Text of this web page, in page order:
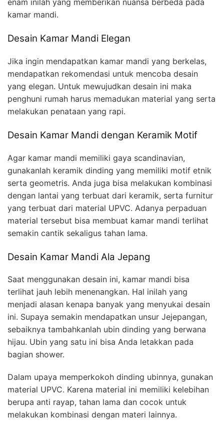
enam inilah yang memberikan nuansa berbeda pada
kamar mandi.
Desain Kamar Mandi Elegan
Jika ingin mendapatkan kamar mandi yang berkelas,
mendapatkan rekomendasi untuk mencoba desain
yang elegan. Untuk mewujudkan desain ini maka
penghuni rumah harus memadukan material yang serta
melakukan penataan yang rapi.
Desain Kamar Mandi dengan Keramik Motif
Agar kamar mandi memiliki gaya scandinavian,
gunakanlah keramik dinding yang memiliki motif etnik
serta geometris. Anda juga bisa melakukan kombinasi
dengan lantai yang terbuat dari keramik, serta furnitur
yang terbuat dari material UPVC. Adanya perpaduan
material tersebut bisa membuat kamar mandi terlihat
semakin cantik sekaligus tahan lama.
Desain Kamar Mandi Ala Jepang
Saat menggunakan desain ini, kamar mandi bisa
terlihat jauh lebih menenangkan. Hal inilah yang
menjadi alasan kenapa banyak yang menyukai desain
ini. Supaya semakin mendapatkan unsur Jejepangan,
sebaiknya tambahkanlah ubin dinding yang berwana
hijau. Ubin yang satu ini bisa Anda letakkan pada
bagian shower.
Dalam upaya memperkokoh dinding ubinnya, gunakan
material UPVC. Karena material ini memiliki kelebihan
berupa anti rayap, tahan lama dan cocok untuk
melakukan kombinasi dengan materi lainnya.